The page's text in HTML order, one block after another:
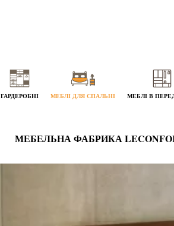
ГАРДЕРОБНІ МЕБЛІ ДЛЯ СПАЛЬНІ МЕБЛІ В
МЕБЕЛЬНА ФАБРИКА